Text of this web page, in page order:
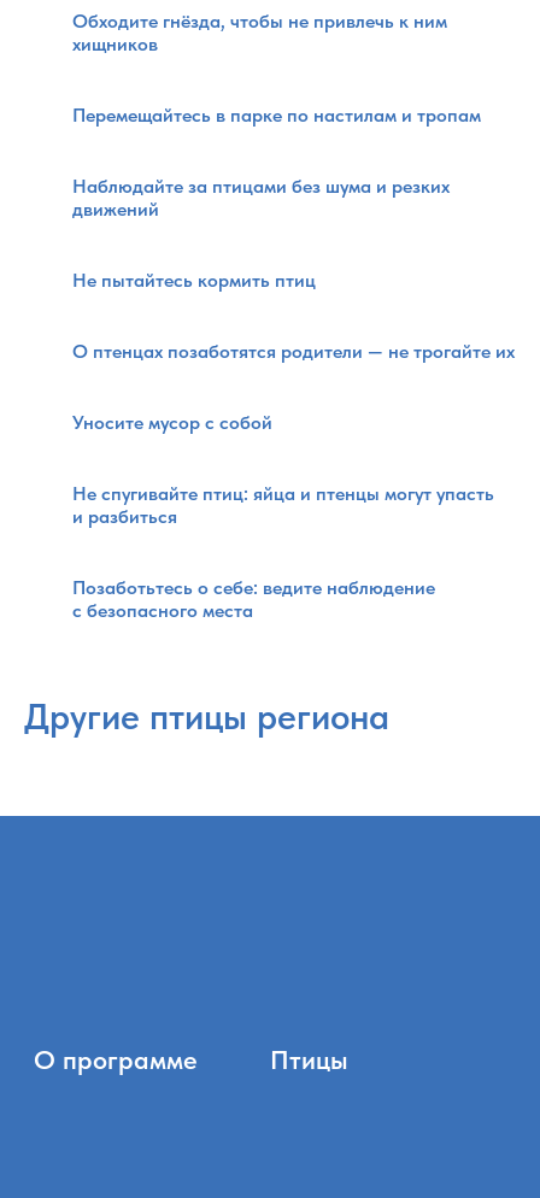
Обходите гнёзда, чтобы не привлечь к ним
хищников
Перемещайтесь в парке по настилам и тропам
Наблюдайте за птицами без шума и резких
движений
Не пытайтесь кормить птиц
О птенцах позаботятся родители — не трогайте их
Уносите мусор с собой
Не спугивайте птиц: яйца и птенцы могут упасть
и разбиться
Позаботьтесь о себе: ведите наблюдение
с безопасного места
Другие птицы региона